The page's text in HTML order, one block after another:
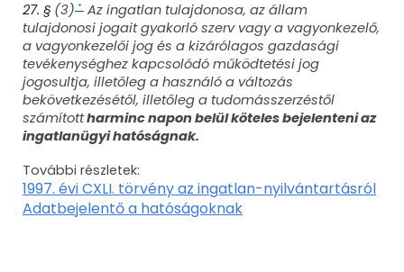
27. § (3) * Az ingatlan tulajdonosa, az állam
tulajdonosi jogait gyakorló szerv vagy a vagyonkezelő,
a vagyonkezelői jog és a kizárólagos gazdasági
tevékenységhez kapcsolódó működtetési jog
jogosultja, illetőleg a használó a változás
bekövetkezésétől, illetőleg a tudomásszerzéstől
számítottharminc napon belül köteles bejelenteni az
ingatlanügyi hatóságnak.
További részletek:
1997. évi CXLI. törvény az ingatlan-nyilvántartásról
Adatbejelentő a hatóságoknak